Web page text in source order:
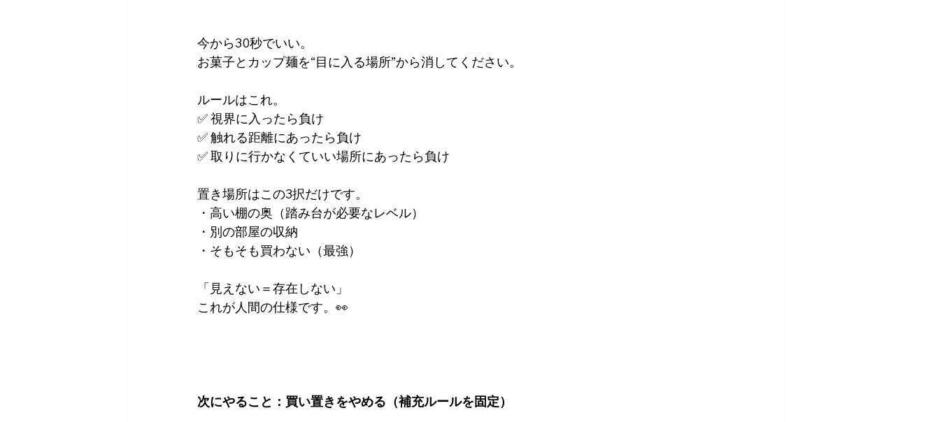
今から30秒でいい。
お菓子とカップ麺を“目に入る場所”から消してください。
ルールはこれ。
✅ 視界に入ったら負け
✅ 触れる距離にあったら負け
✅ 取りに行かなくていい場所にあったら負け
置き場所はこの3択だけです。
・高い棚の奥（踏み台が必要なレベル）
・別の部屋の収納
・そもそも買わない（最強）
「見えない＝存在しない」
これが人間の仕様です。👀
次にやること：買い置きをやめる（補充ルールを固定）